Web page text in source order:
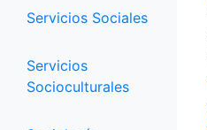
Servicios Sociales
Servicios
Socioculturales